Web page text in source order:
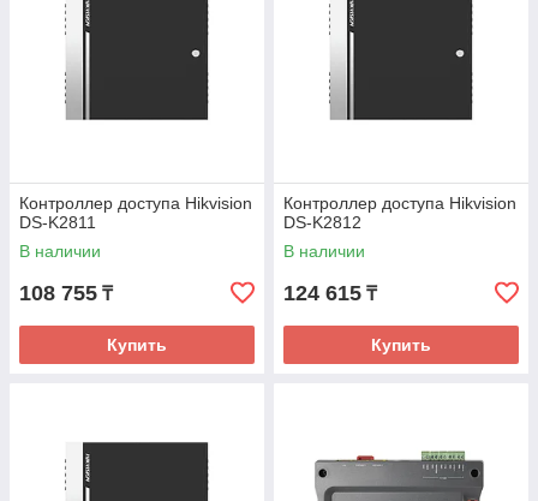
Контроллер доступа Hikvision
DS-K2811
В наличии
108 755 ₸
Купить
Контроллер доступа Hikvision
DS-K2812
В наличии
124 615 ₸
Купить